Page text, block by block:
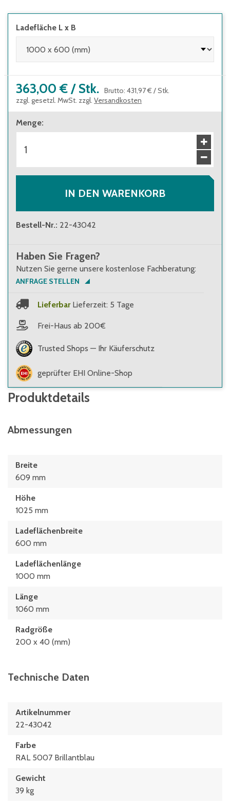
Ladefläche L x B
363,00 € / Stk. Brutto: 431,97 € /Stk.
zzgl. gesetzl. MwSt. zzgl. Versandkosten
Menge:
IN DEN WARENKORB
Bestell-Nr.: 22-43042
Haben Sie Fragen?
Nutzen Sie gerne unsere kostenlose Fachberatung:
ANFRAGE STELLEN
Lieferbar Lieferzeit: 5 Tage
Frei-Haus ab 200€
Trusted Shops — Ihr Käuferschutz
geprüfter EHI Online-Shop
Produktdetails
Abmessungen
Breite
609 mm
Höhe
1025 mm
Ladeflächenbreite
600 mm
Ladeflächenlänge
1000 mm
Länge
1060 mm
Radgröße
200 x 40 (mm)
Technische Daten
Artikelnummer
22-43042
Farbe
RAL 5007 Brillantblau
Gewicht
39 kg